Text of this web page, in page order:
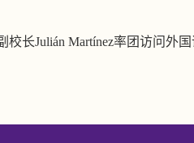
校长Julián Martínez率团访问外